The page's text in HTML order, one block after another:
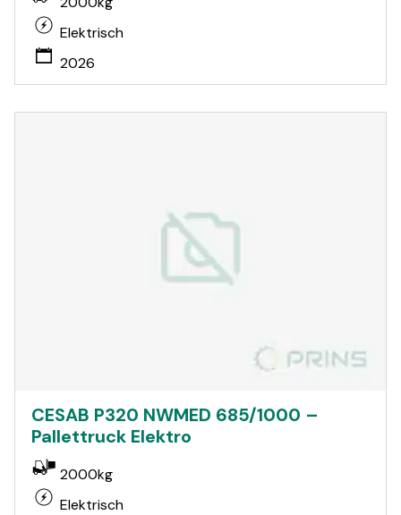
Elektrisch
2026
CESAB P320 NWMED 685/1000 –
Pallettruck Elektro
2000kg
Elektrisch